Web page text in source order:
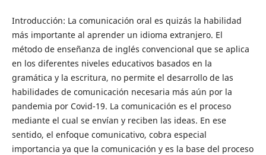
Introducción: La comunicación oral es quizás la habilidad
más importante al aprender un idioma extranjero. El
método de enseñanza de inglés convencional que se aplica
en los diferentes niveles educativos basados en la
gramática y la escritura, no permite el desarrollo de las
habilidades de comunicación necesaria más aún por la
pandemia por Covid-19. La comunicación es el proceso
mediante el cual se envían y reciben las ideas. En ese
sentido, el enfoque comunicativo, cobra especial
importancia ya que la comunicación y es la base del proceso